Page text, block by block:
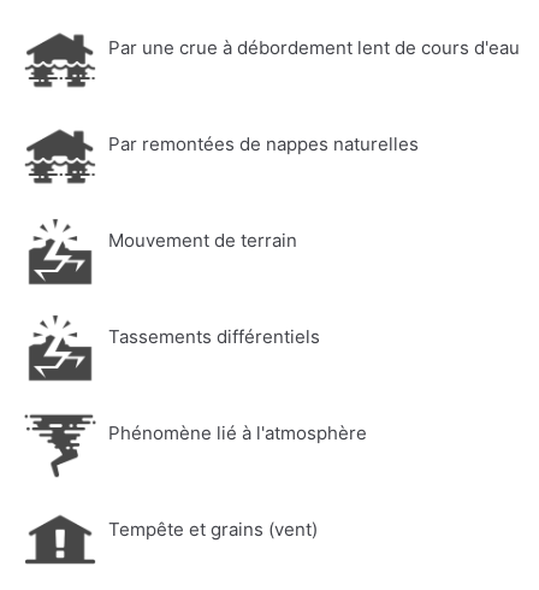
Par une crue à débordement lent de cours d'eau
Par remontées de nappes naturelles
Mouvement de terrain
Tassements différentiels
Phénomène lié à l'atmosphère
Tempête et grains (vent)